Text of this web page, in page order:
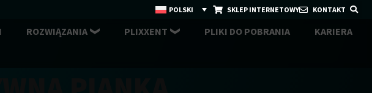
POLSKI SKLEP INTERNETOWY KONTAKT
ROZWIĄZANIA PLIXXENT PLIKI DO POBRANIA KARIERA